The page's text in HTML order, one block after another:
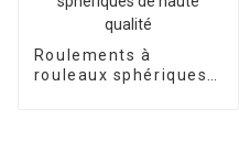
Roulements à
rouleaux sphériques